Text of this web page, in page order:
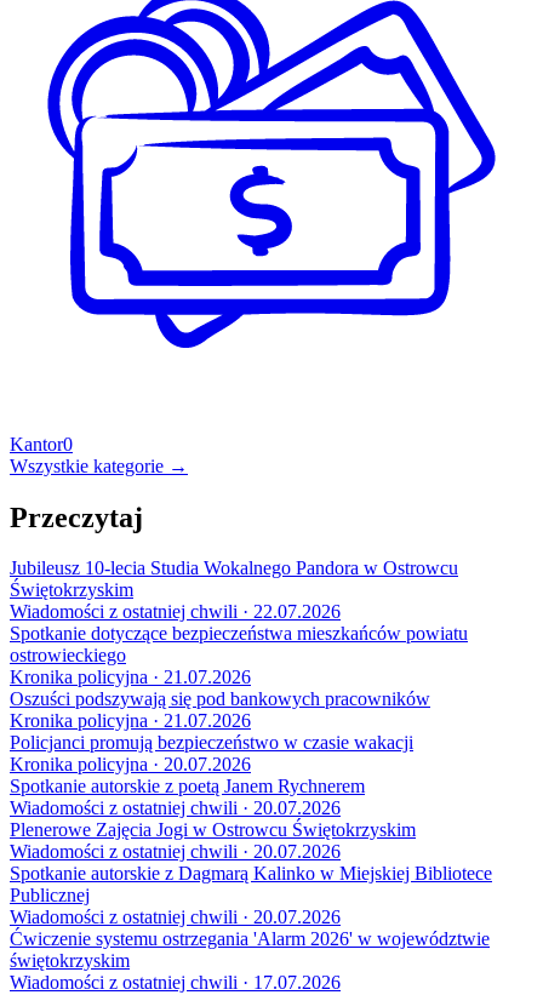
Kantor0
Wszystkie kategorie →
Przeczytaj
Jubileusz 10-lecia Studia Wokalnego Pandora w Ostrowcu
Świętokrzyskim
Wiadomości z ostatniej chwili · 22.07.2026
Spotkanie dotyczące bezpieczeństwa mieszkańców powiatu
ostrowieckiego
Kronika policyjna · 21.07.2026
Oszuści podszywają się pod bankowych pracowników
Kronika policyjna · 21.07.2026
Policjanci promują bezpieczeństwo w czasie wakacji
Kronika policyjna · 20.07.2026
Spotkanie autorskie z poetą Janem Rychnerem
Wiadomości z ostatniej chwili · 20.07.2026
Plenerowe Zajęcia Jogi w Ostrowcu Świętokrzyskim
Wiadomości z ostatniej chwili · 20.07.2026
Spotkanie autorskie z Dagmarą Kalinko w Miejskiej Bibliotece
Publicznej
Wiadomości z ostatniej chwili · 20.07.2026
Ćwiczenie systemu ostrzegania 'Alarm 2026' w województwie
świętokrzyskim
Wiadomości z ostatniej chwili · 17.07.2026